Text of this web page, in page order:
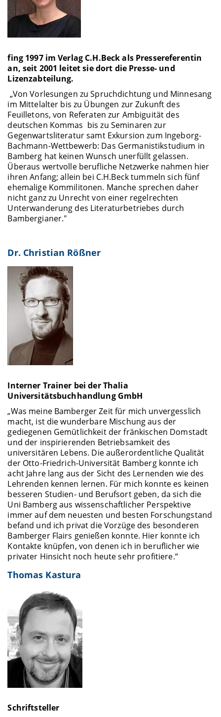
fing 1997 im Verlag C.H.Beck als Pressereferentin
an, seit 2001 leitet sie dort die Presse- und
Lizenzabteilung.
„Von Vorlesungen zu Spruchdichtung und Minnesang
im Mittelalter bis zu Übungen zur Zukunft des
Feuilletons, von Referaten zur Ambiguität des
deutschen Kommas bis zu Seminaren zur
Gegenwartsliteratur samt Exkursion zum Ingeborg-
Bachmann-Wettbewerb: Das Germanistikstudium in
Bamberg hat keinen Wunsch unerfüllt gelassen.
Überaus wertvolle berufliche Netzwerke nahmen hier
ihren Anfang; allein bei C.H.Beck tummeln sich fünf
ehemalige Kommilitonen. Manche sprechen daher
nicht ganz zu Unrecht von einer regelrechten
Unterwanderung des Literaturbetriebes durch
Bambergianer."
Dr. Christian Rößner
Interner Trainer bei der Thalia
Universitätsbuchhandlung GmbH
„Was meine Bamberger Zeit für mich unvergesslich
macht, ist die wunderbare Mischung aus der
gediegenen Gemütlichkeit der fränkischen Domstadt
und der inspirierenden Betriebsamkeit des
universitären Lebens. Die außerordentliche Qualität
der Otto-Friedrich-Universität Bamberg konnte ich
acht Jahre lang aus der Sicht des Lernenden wie des
Lehrenden kennen lernen. Für mich konnte es keinen
besseren Studien- und Berufsort geben, da sich die
Uni Bamberg aus wissenschaftlicher Perspektive
immer auf dem neuesten und besten Forschungstand
befand und ich privat die Vorzüge des besonderen
Bamberger Flairs genießen konnte. Hier konnte ich
Kontakte knüpfen, von denen ich in beruflicher wie
privater Hinsicht noch heute sehr profitiere.“
Thomas Kastura
Schriftsteller